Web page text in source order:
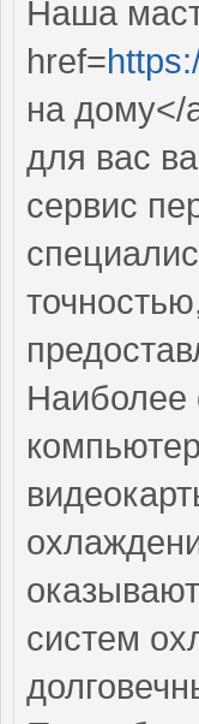
Наша
href=
на дому</
для вас
сервис
Наиболее
систем